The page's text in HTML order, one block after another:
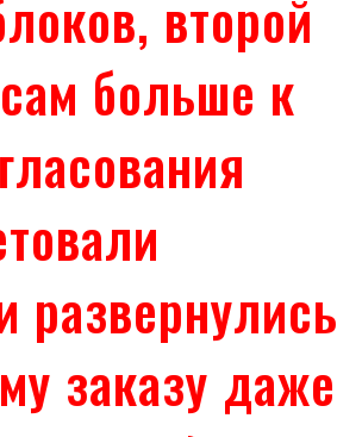
второй
больше к
развернулись
заказу даже